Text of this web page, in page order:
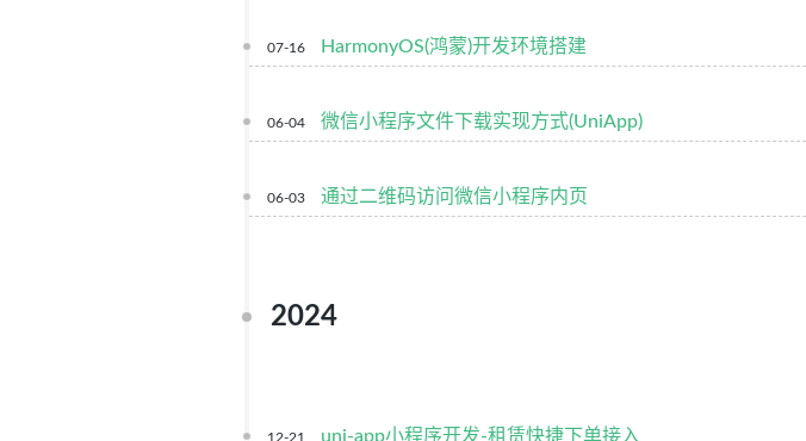
07-16 HarmonyOS(鸿蒙)开发环境搭建
06-04 微信小程序文件下载实现方式(UniApp)
06-03 通过二维码访问微信小程序内页
2024
12-21 uni-app小程序开发-租赁快捷下单接入